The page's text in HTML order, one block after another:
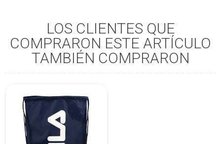
LOS CLIENTES QUE
COMPRARON ESTE ARTÍCULO
TAMBIÉN COMPRARON